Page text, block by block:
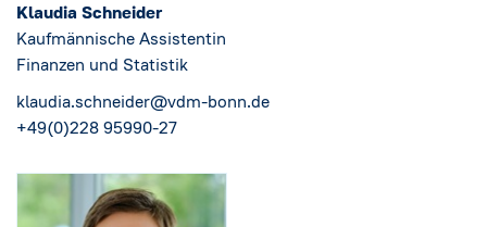
Klaudia Schneider
Kaufmännische Assistentin
Finanzen und Statistik
klaudia.schneider@vdm-bonn.de
+49(0)228 95990-27